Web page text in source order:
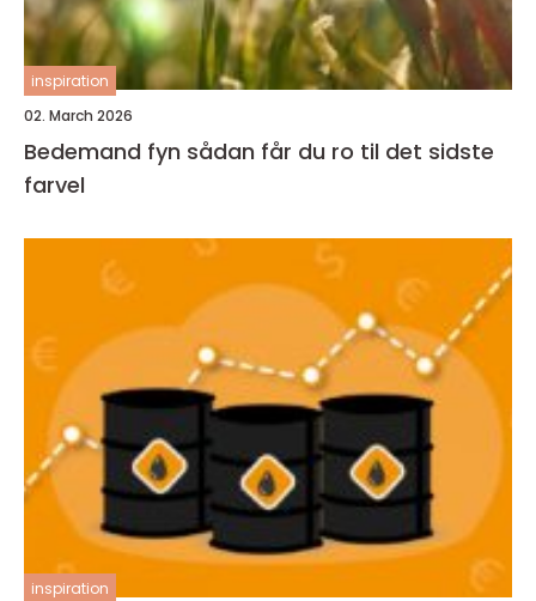
inspiration
02. March 2026
Bedemand fyn sådan får du ro til det sidste
farvel
inspiration